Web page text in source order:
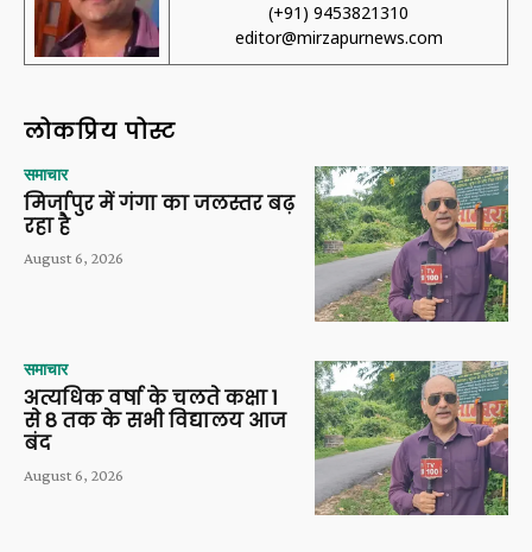
(+91) 9453821310
editor@mirzapurnews.com
लोकप्रिय पोस्ट
समाचार
मिर्जापुर में गंगा का जलस्तर बढ़
रहा है
August 6, 2026
समाचार
अत्यधिक वर्षा के चलते कक्षा 1
से 8 तक के सभी विद्यालय आज
बंद
August 6, 2026